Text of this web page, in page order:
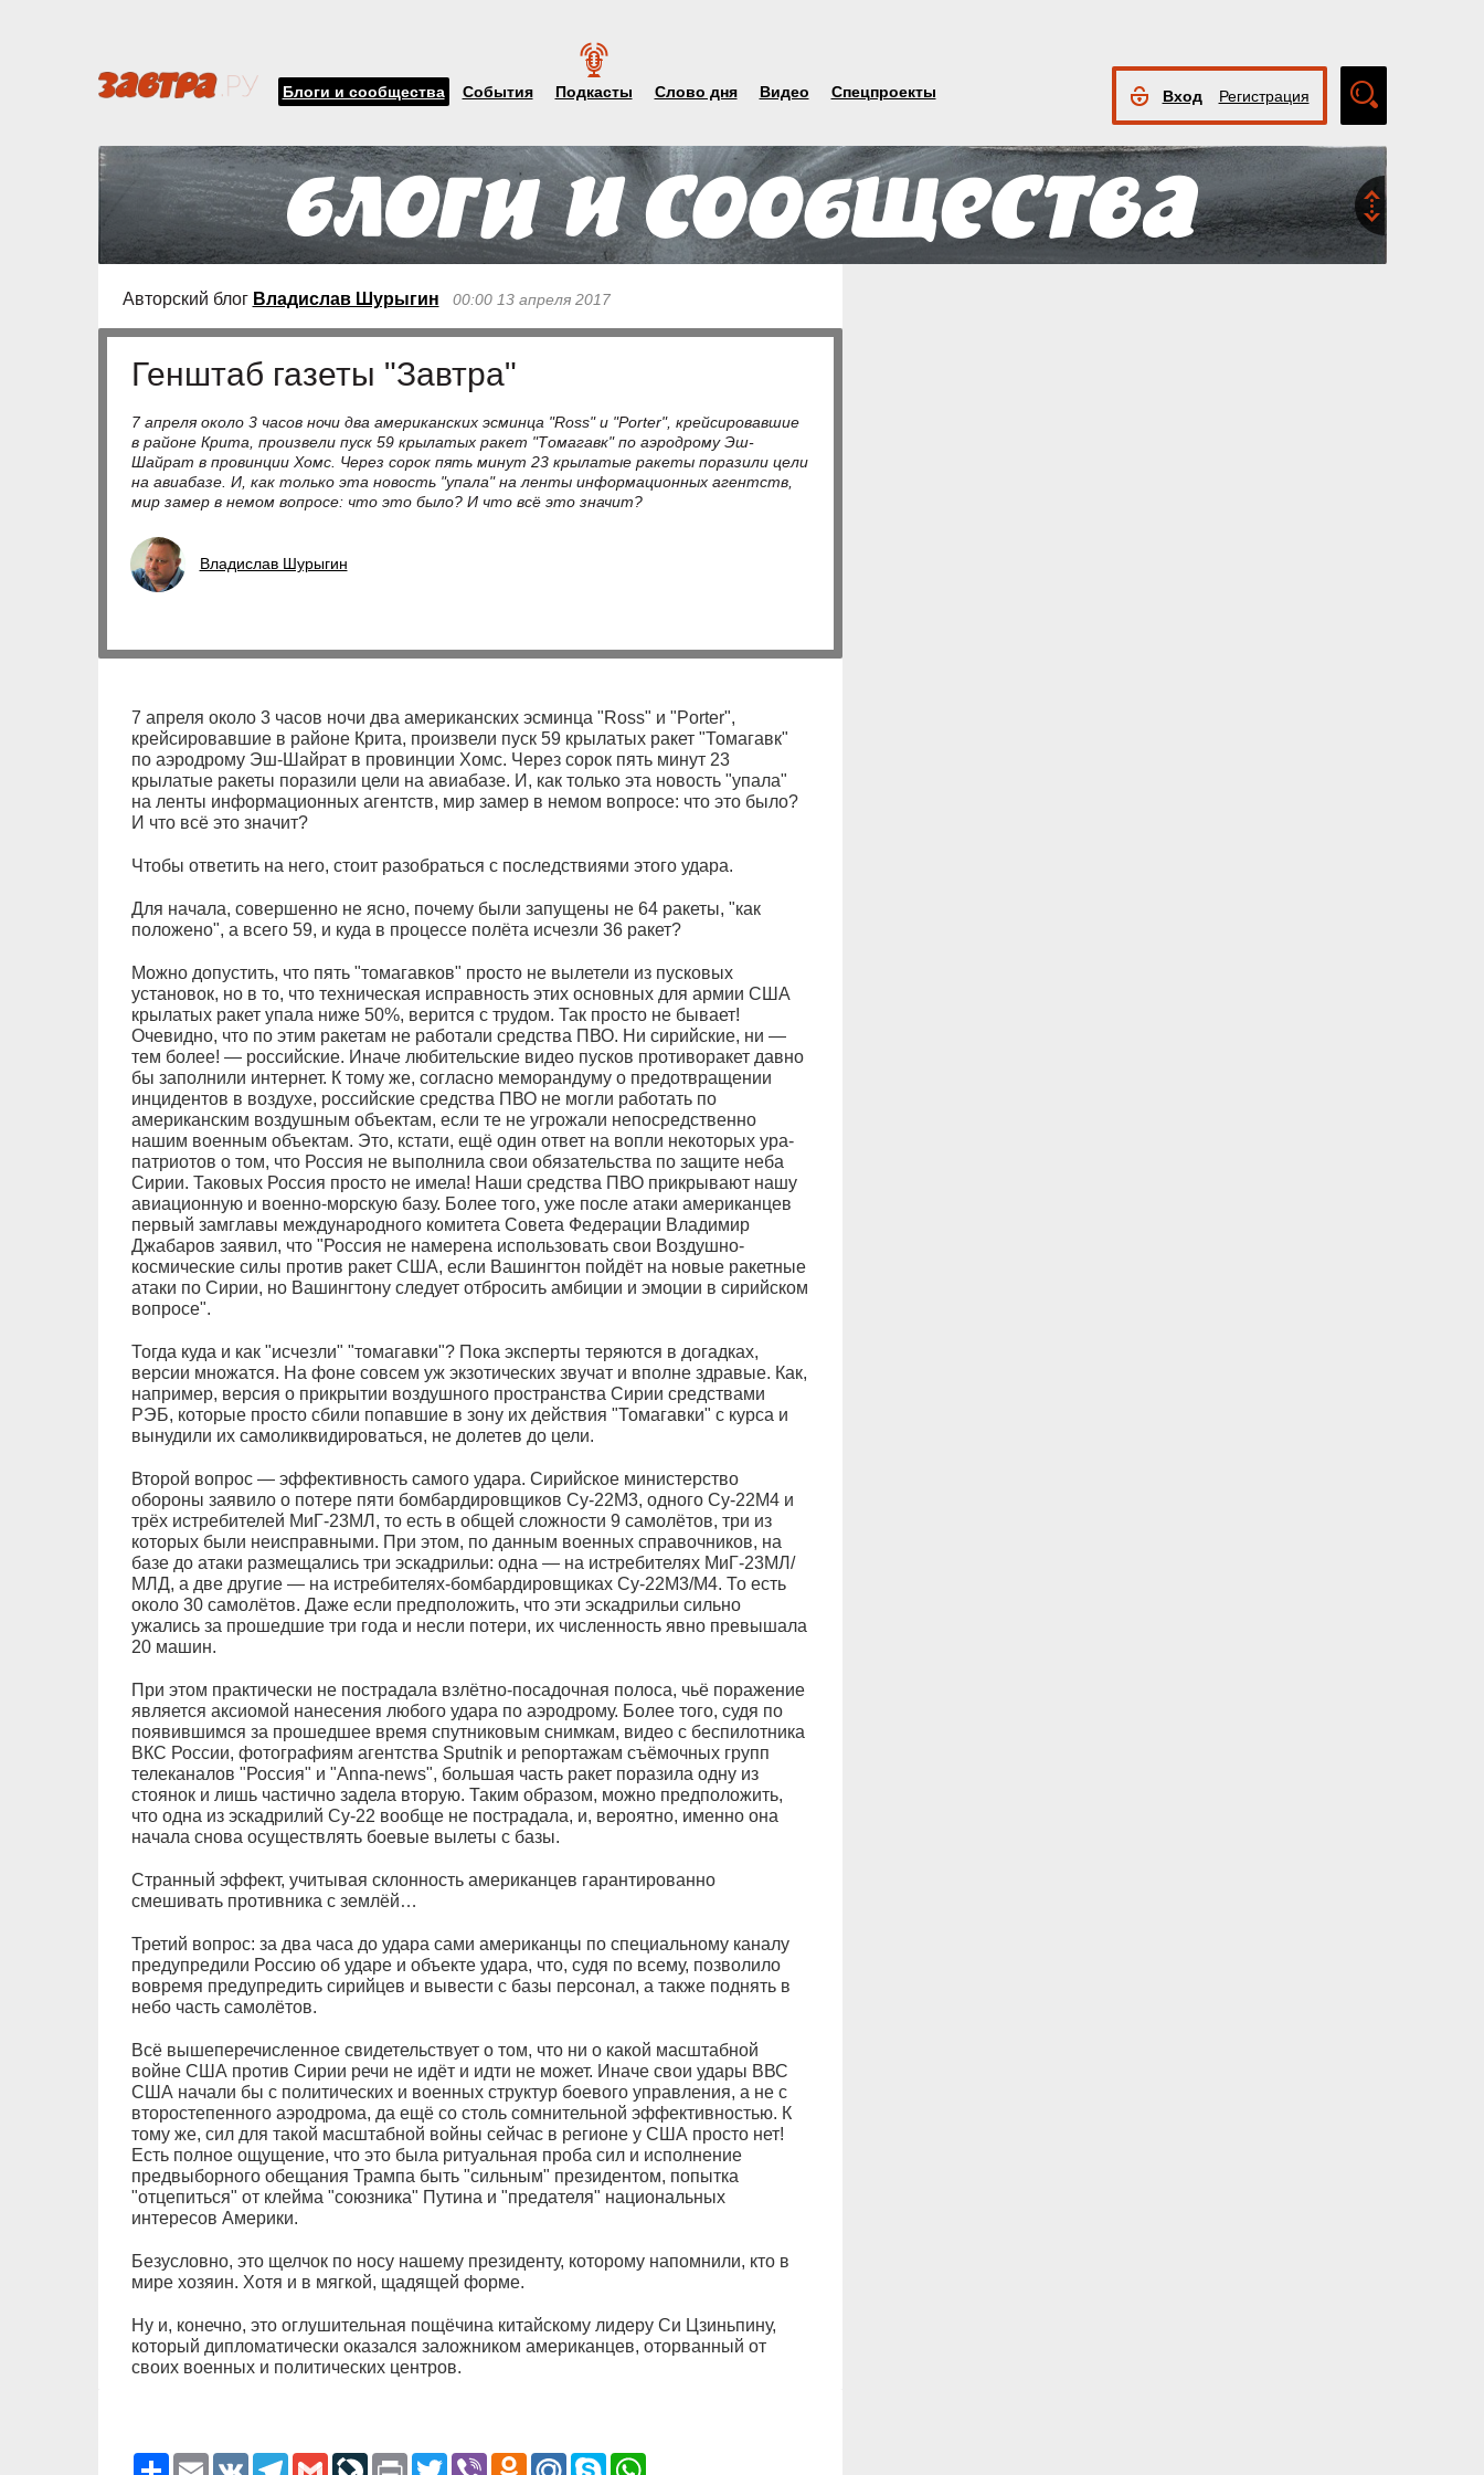
Блоги и сообщества События Подкасты Слово дня Видео Спецпроекты Вход Регистрация
поиск
Авторский блог Владислав Шурыгин 00:00 13 апреля 2017
Генштаб газеты "Завтра"
7 апреля около 3 часов ночи два американских эсминца "Ross" и "Porter", крейсировавшие
в районе Крита, произвели пуск 59 крылатых ракет "Томагавк" по аэродрому Эш-
Шайрат в провинции Хомс. Через сорок пять минут 23 крылатые ракеты поразили цели
на авиабазе. И, как только эта новость "упала" на ленты информационных агентств,
мир замер в немом вопросе: что это было? И что всё это значит?
Владислав Шурыгин
7 апреля около 3 часов ночи два американских эсминца "Ross" и "Porter",
крейсировавшие в районе Крита, произвели пуск 59 крылатых ракет "Томагавк"
по аэродрому Эш-Шайрат в провинции Хомс. Через сорок пять минут 23
крылатые ракеты поразили цели на авиабазе. И, как только эта новость "упала"
на ленты информационных агентств, мир замер в немом вопросе: что это было?
И что всё это значит?
Чтобы ответить на него, стоит разобраться с последствиями этого удара.
Для начала, совершенно не ясно, почему были запущены не 64 ракеты, "как
положено", а всего 59, и куда в процессе полёта исчезли 36 ракет?
Можно допустить, что пять "томагавков" просто не вылетели из пусковых
установок, но в то, что техническая исправность этих основных для армии США
крылатых ракет упала ниже 50%, верится с трудом. Так просто не бывает!
Очевидно, что по этим ракетам не работали средства ПВО. Ни сирийские, ни —
тем более! — российские. Иначе любительские видео пусков противоракет давно
бы заполнили интернет. К тому же, согласно меморандуму о предотвращении
инцидентов в воздухе, российские средства ПВО не могли работать по
американским воздушным объектам, если те не угрожали непосредственно
нашим военным объектам. Это, кстати, ещё один ответ на вопли некоторых ура-
патриотов о том, что Россия не выполнила свои обязательства по защите неба
Сирии. Таковых Россия просто не имела! Наши средства ПВО прикрывают нашу
авиационную и военно-морскую базу. Более того, уже после атаки американцев
первый замглавы международного комитета Совета Федерации Владимир
Джабаров заявил, что "Россия не намерена использовать свои Воздушно-
космические силы против ракет США, если Вашингтон пойдёт на новые ракетные
атаки по Сирии, но Вашингтону следует отбросить амбиции и эмоции в сирийском
вопросе".
Тогда куда и как "исчезли" "томагавки"? Пока эксперты теряются в догадках,
версии множатся. На фоне совсем уж экзотических звучат и вполне здравые. Как,
например, версия о прикрытии воздушного пространства Сирии средствами
РЭБ, которые просто сбили попавшие в зону их действия "Томагавки" с курса и
вынудили их самоликвидироваться, не долетев до цели.
Второй вопрос — эффективность самого удара. Сирийское министерство
обороны заявило о потере пяти бомбардировщиков Су-22М3, одного Су-22М4 и
трёх истребителей МиГ-23МЛ, то есть в общей сложности 9 самолётов, три из
которых были неисправными. При этом, по данным военных справочников, на
базе до атаки размещались три эскадрильи: одна — на истребителях МиГ-23МЛ/
МЛД, а две другие — на истребителях-бомбардировщиках Су-22М3/М4. То есть
около 30 самолётов. Даже если предположить, что эти эскадрильи сильно
ужались за прошедшие три года и несли потери, их численность явно превышала
20 машин.
При этом практически не пострадала взлётно-посадочная полоса, чьё поражение
является аксиомой нанесения любого удара по аэродрому. Более того, судя по
появившимся за прошедшее время спутниковым снимкам, видео с беспилотника
ВКС России, фотографиям агентства Sputnik и репортажам съёмочных групп
телеканалов "Россия" и "Anna-news", большая часть ракет поразила одну из
стоянок и лишь частично задела вторую. Таким образом, можно предположить,
что одна из эскадрилий Су-22 вообще не пострадала, и, вероятно, именно она
начала снова осуществлять боевые вылеты с базы.
Странный эффект, учитывая склонность американцев гарантированно
смешивать противника с землёй…
Третий вопрос: за два часа до удара сами американцы по специальному каналу
предупредили Россию об ударе и объекте удара, что, судя по всему, позволило
вовремя предупредить сирийцев и вывести с базы персонал, а также поднять в
небо часть самолётов.
Всё вышеперечисленное свидетельствует о том, что ни о какой масштабной
войне США против Сирии речи не идёт и идти не может. Иначе свои удары ВВС
США начали бы с политических и военных структур боевого управления, а не с
второстепенного аэродрома, да ещё со столь сомнительной эффективностью. К
тому же, сил для такой масштабной войны сейчас в регионе у США просто нет!
Есть полное ощущение, что это была ритуальная проба сил и исполнение
предвыборного обещания Трампа быть "сильным" президентом, попытка
"отцепиться" от клейма "союзника" Путина и "предателя" национальных
интересов Америки.
Безусловно, это щелчок по носу нашему президенту, которому напомнили, кто в
мире хозяин. Хотя и в мягкой, щадящей форме.
Ну и, конечно, это оглушительная пощёчина китайскому лидеру Си Цзиньпину,
который дипломатически оказался заложником американцев, оторванный от
своих военных и политических центров.
РесурсEmail VK Telegram
GmailLiveJournal
Print TwitterViber Odnoklassniki
Mail.RuSkypeWhatsApp